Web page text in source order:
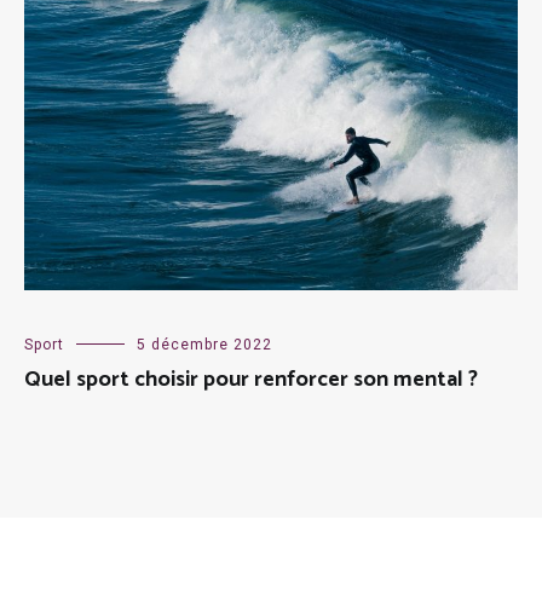
Sport 5 décembre 2022
Quel sport choisir pour renforcer son mental ?